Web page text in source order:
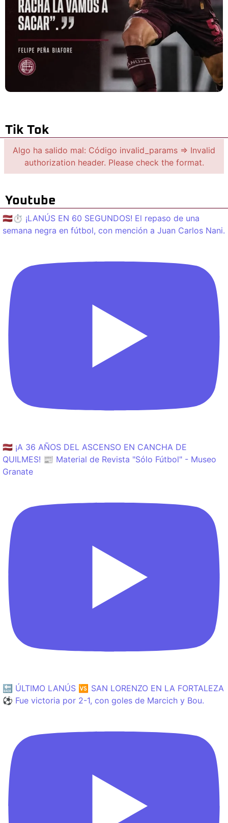
Tik Tok
Algo ha salido mal: Código invalid_params => Invalid
authorization header. Please check the format.
Youtube
🇱🇻⏱️ ¡LANÚS EN 60 SEGUNDOS! El repaso de una
semana negra en fútbol, con mención a Juan Carlos Nani.
🇱🇻 ¡A 36 AÑOS DEL ASCENSO EN CANCHA DE
QUILMES! 📰 Material de Revista "Sólo Fútbol" - Museo
Granate
🔙 ÚLTIMO LANÚS 🆚 SAN LORENZO EN LA FORTALEZA
⚽️ Fue victoria por 2-1, con goles de Marcich y Bou.